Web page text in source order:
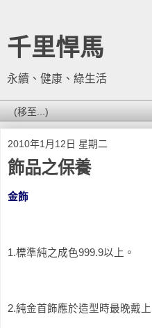
千里悍馬
永續、健康、綠生活
2010年1月12日 星期二
飾品之保養
金飾
1.標準純之成色999.9以上。
2.純金首飾應於造型時最晚戴